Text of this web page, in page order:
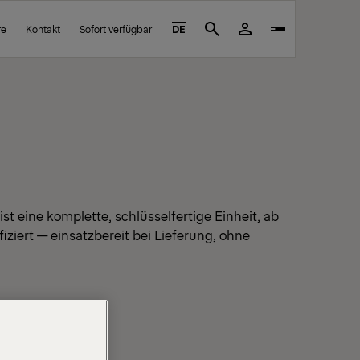
Kontakt Sofort verfügbar DE Search
eine komplette, schlüsselfertige Einheit, ab
— einsatzbereit bei Lieferung, ohne